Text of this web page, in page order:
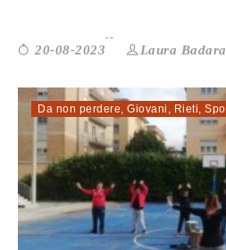
20-08-2023 Laura
Da non perdere, Giovani , Rieti,